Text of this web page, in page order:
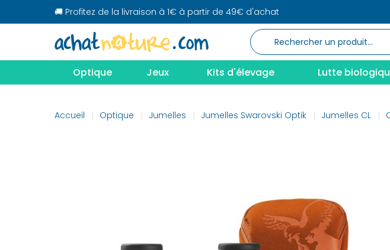
🚚 Profitez de la livraison à 1€ à partir de 49€ d'achat
Optique Jeux Kits d'élevage Lutte
Accueil Optique Jumelles Jumelles Swarovski Optik Jumelles CL